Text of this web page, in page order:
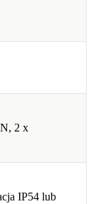
2 x
IP54 lub